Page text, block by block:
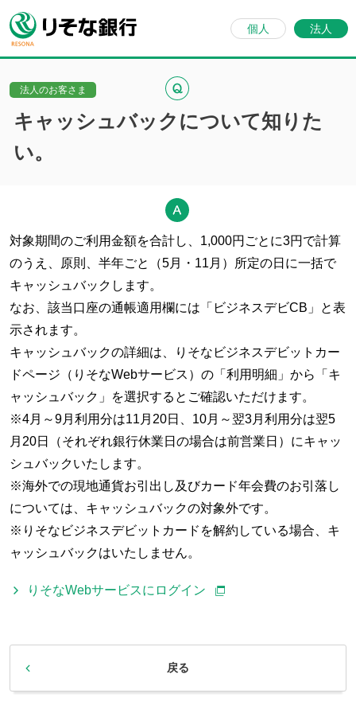
個人 法人
法人のお客さま
キャッシュバックについて知りた
い。
対象期間のご利用金額を合計し、1,000円ごとに3円で計算
のうえ、原則、半年ごと（5月・11月）所定の日に一括で
キャッシュバックします。
なお、該当口座の通帳適用欄には「ビジネスデビCB」と表
示されます。
キャッシュバックの詳細は、りそなビジネスデビットカー
ドページ（りそなWebサービス）の「利用明細」から「キ
ャッシュバック」を選択するとご確認いただけます。
※4月～9月利用分は11月20日、10月～翌3月利用分は翌5
月20日（それぞれ銀行休業日の場合は前営業日）にキャッ
シュバックいたします。
※海外での現地通貨お引出し及びカード年会費のお引落し
については、キャッシュバックの対象外です。
※りそなビジネスデビットカードを解約している場合、キ
ャッシュバックはいたしません。
りそなWebサービスにログイン
戻る